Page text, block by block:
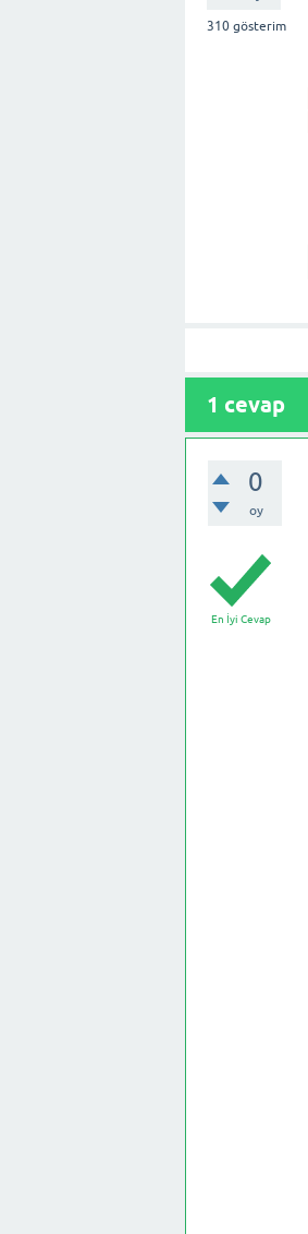
310 gösterim
1 cevap
0
oy
En İyi Cevap